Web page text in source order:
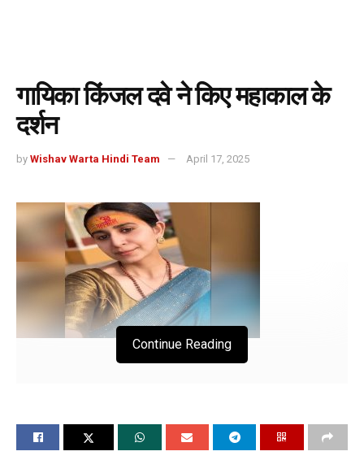
गायिका किंजल दवे ने किए महाकाल के
दर्शन
by Wishav Warta Hindi Team April 17, 2025
दर्शन
Continue Reading